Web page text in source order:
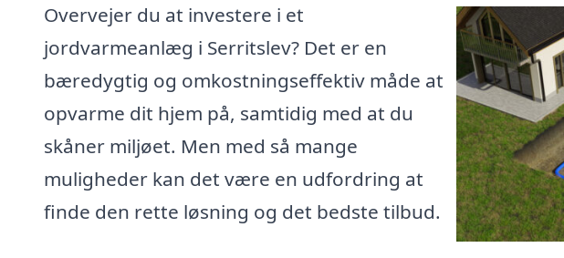
Overvejer du at investere i et
jordvarmeanlæg i Serritslev? Det er en
bæredygtig og omkostningseffektiv måde at
opvarme dit hjem på, samtidig med at du
skåner miljøet. Men med så mange
muligheder kan det være en udfordring at
finde den rette løsning og det bedste tilbud.